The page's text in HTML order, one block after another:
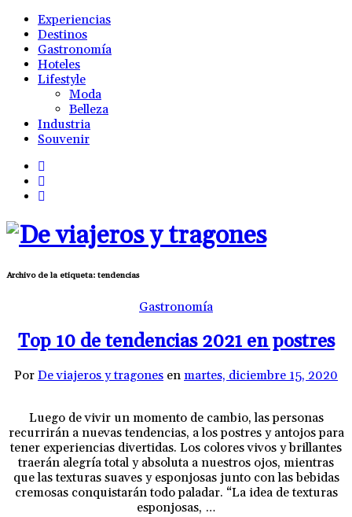
Experiencias
Destinos
Gastronomía
Hoteles
Lifestyle
Moda
Belleza
Industria
Souvenir
Archivo de la etiqueta: tendencias
Gastronomía
Top 10 de tendencias 2021 en postres
Por De viajeros y tragones en martes, diciembre 15, 2020
Luego de vivir un momento de cambio, las personas
recurrirán a nuevas tendencias, a los postres y antojos para
tener experiencias divertidas. Los colores vivos y brillantes
traerán alegría total y absoluta a nuestros ojos, mientras
que las texturas suaves y esponjosas junto con las bebidas
cremosas conquistarán todo paladar. “La idea de texturas
esponjosas, …